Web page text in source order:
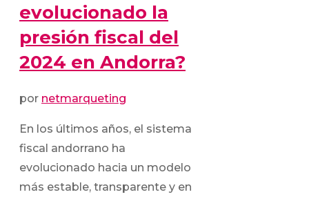
evolucionado la
presión fiscal del
2024 en Andorra?
por netmarqueting
En los últimos años, el sistema
fiscal andorrano ha
evolucionado hacia un modelo
más estable, transparente y en